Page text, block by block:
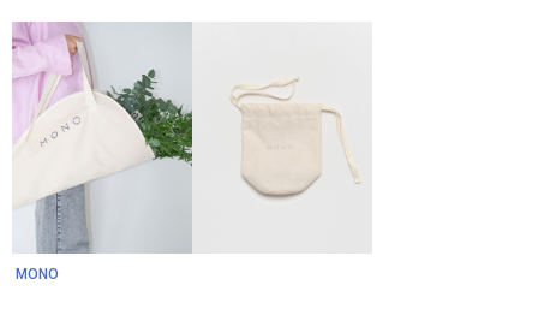
MONO